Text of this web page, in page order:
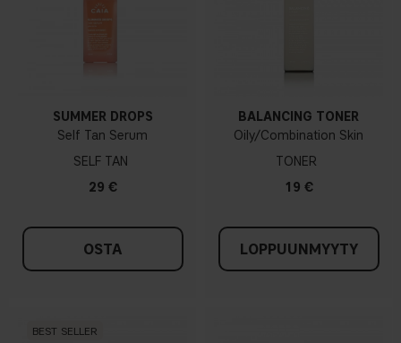
SUMMER DROPS
Self Tan Serum
SELF TAN
29 €
OSTA
BALANCING TONER
Oily/Combination Skin
TONER
19 €
LOPPUUNMYYTY
BEST SELLER